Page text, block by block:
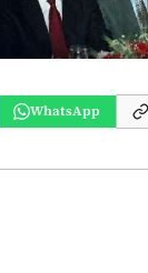
WhatsApp